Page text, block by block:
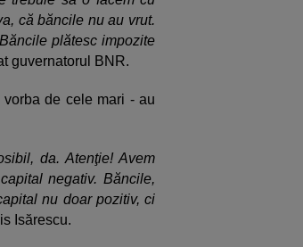
că băncile nu au vrut.
plătesc impozite
guvernatorul BNR.
de cele mari - au
da. Atenţie! Avem
negativ. Băncile,
nu doar pozitiv, ci
Isărescu.